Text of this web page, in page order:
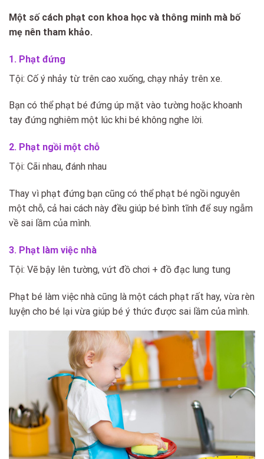
Một số cách phạt con khoa học và thông minh mà bố
mẹ nên tham khảo.
1. Phạt đứng
Tội: Cố ý nhảy từ trên cao xuống, chạy nhảy trên xe.
Bạn có thể phạt bé đứng úp mặt vào tường hoặc khoanh
tay đứng nghiêm một lúc khi bé không nghe lời.
2. Phạt ngồi một chỗ
Tội: Cãi nhau, đánh nhau
Thay vì phạt đứng bạn cũng có thể phạt bé ngồi nguyên
một chỗ, cả hai cách này đều giúp bé bình tĩnh để suy ngẫm
về sai lầm của mình.
3. Phạt làm việc nhà
Tội: Vẽ bậy lên tường, vứt đồ chơi + đồ đạc lung tung
Phạt bé làm việc nhà cũng là một cách phạt rất hay, vừa rèn
luyện cho bé lại vừa giúp bé ý thức được sai lầm của mình.